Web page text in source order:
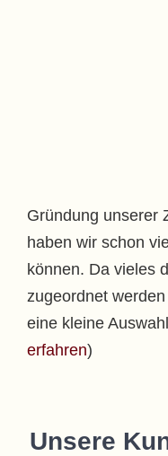
Gründung unserer
haben wir schon
können. Da vieles
zugeordnet
eine kleine
erfahren)
Unsere